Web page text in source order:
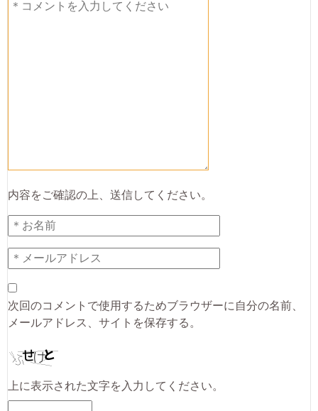
内容をご確認の上、送信してください。
次回のコメントで使用するためブラウザーに自分の名前、
メールアドレス、サイトを保存する。
上に表示された文字を入力してください。